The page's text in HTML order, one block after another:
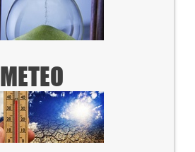
METEO